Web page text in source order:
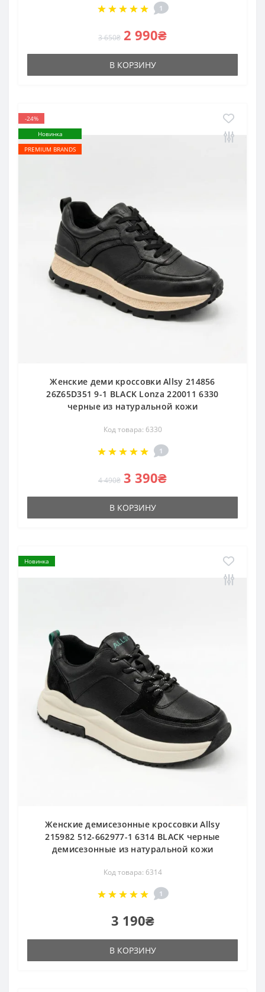
1
3 650₴ 2 990₴
В КОРЗИНУ
-24%
Новинка
PREMIUM BRANDS
Женские деми кроссовки Allsy 214856
26Z65D351 9-1 BLACK Lonza 220011 6330
черные из натуральной кожи
Код товара: 6330
1
4 490₴ 3 390₴
В КОРЗИНУ
Новинка
Женские демисезонные кроссовки Allsy
215982 512-662977-1 6314 BLACK черные
демисезонные из натуральной кожи
Код товара: 6314
1
3 190₴
В КОРЗИНУ